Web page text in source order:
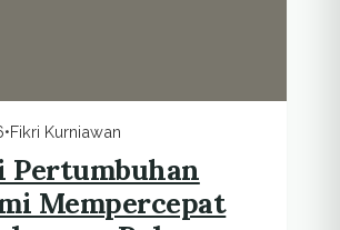
•Fikri Kurniawan
Pertumbuhan
Mempercepat